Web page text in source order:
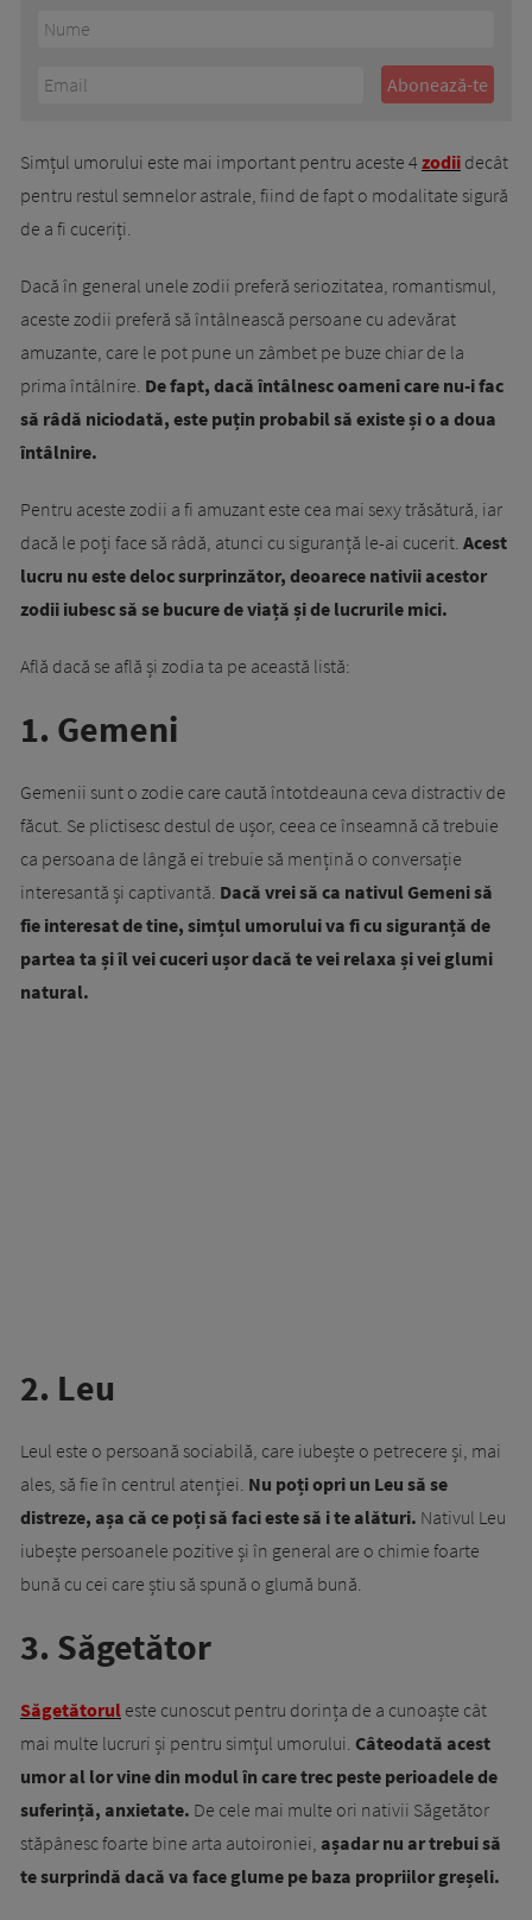
Simțul umorului este mai important pentru aceste 4 zodii decât
pentru restul semnelor astrale, fiind de fapt o modalitate sigură
de a fi cuceriți.
Dacă în general unele zodii preferă seriozitatea, romantismul,
aceste zodii preferă să întâlnească persoane cu adevărat
amuzante, care le pot pune un zâmbet pe buze chiar de la
prima întâlnire. De fapt, dacă întâlnesc oameni care nu-i fac
să râdă niciodată, este puțin probabil să existe și o a doua
întâlnire.
Pentru aceste zodii a fi amuzant este cea mai sexy trăsătură, iar
dacă le poți face să râdă, atunci cu siguranță le-ai cucerit. Acest
lucru nu este deloc surprinzător, deoarece nativii acestor
zodii iubesc să se bucure de viață și de lucrurile mici.
Află dacă se află și zodia ta pe această listă:
1. Gemeni
Gemenii sunt o zodie care caută întotdeauna ceva distractiv de
făcut. Se plictisesc destul de ușor, ceea ce înseamnă că trebuie
ca persoana de lângă ei trebuie să mențină o conversație
interesantă și captivantă. Dacă vrei să ca nativul Gemeni să
fie interesat de tine, simțul umorului va fi cu siguranță de
partea ta și îl vei cuceri ușor dacă te vei relaxa și vei glumi
natural.
2. Leu
Leul este o persoană sociabilă, care iubește o petrecere și, mai
ales, să fie în centrul atenției. Nu poți opri un Leu să se
distreze, așa că ce poți să faci este să i te alături. Nativul Leu
iubește persoanele pozitive și în general are o chimie foarte
bună cu cei care știu să spună o glumă bună.
3. Săgetător
Săgetătorul este cunoscut pentru dorința de a cunoaște cât
mai multe lucruri și pentru simțul umorului. Câteodată acest
umor al lor vine din modul în care trec peste perioadele de
suferință, anxietate. De cele mai multe ori nativii Săgetător
stăpânesc foarte bine arta autoironiei, așadar nu ar trebui să
te surprindă dacă va face glume pe baza propriilor greșeli.